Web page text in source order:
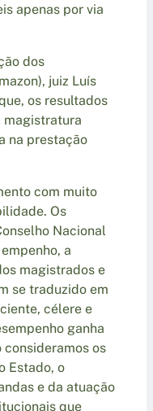
apenas por via
dos
juiz Luís
os resultados
magistratura
na prestação
com muito
Os
Nacional
a
magistrados e
se traduzido em
célere e
ganha
os
Estado, o
e da atuação
que